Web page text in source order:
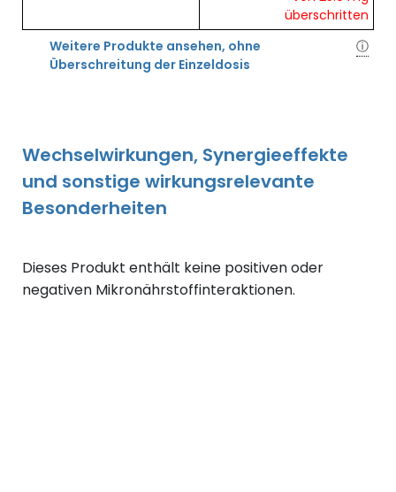
überschritten
Weitere Produkte ansehen, ohne
Überschreitung der Einzeldosis
ⓘ
Wechselwirkungen, Synergieeffekte
und sonstige wirkungsrelevante
Besonderheiten
Dieses Produkt enthält keine positiven oder
negativen Mikronährstoffinteraktionen.